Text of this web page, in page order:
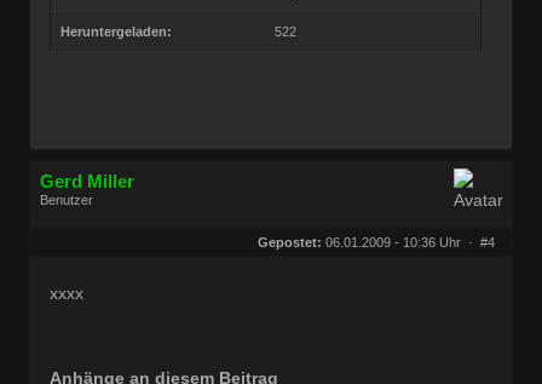
Heruntergeladen: 522
Gerd Miller
Benutzer
Gepostet: 06.01.2009 - 10:36 Uhr · #4
xxxx
Anhänge an diesem Beitrag